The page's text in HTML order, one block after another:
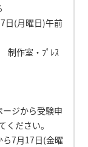
(月曜日)午前
作室・ﾌﾟﾚｽ
ジから受験申
ださい。
ら7月17日(金曜